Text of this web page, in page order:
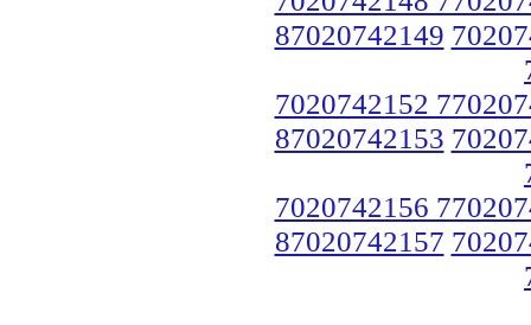
87020742149
7020742152
87020742153
7020742156
87020742157